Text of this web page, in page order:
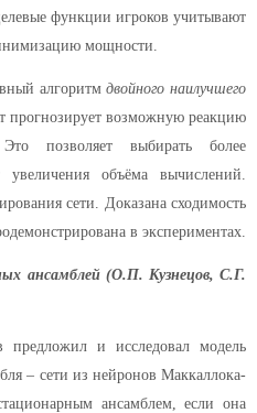
функции игроков учитывают
мощности.
алгоритмдвойного наилучшего
прогнозирует возможную реакцию
позволяет выбирать более
объёма вычислений.
сети. Доказана сходимость
в экспериментах.
ансамблей (О.П. Кузнецов, С.Г.
и исследовал модель
– сети из нейронов Маккаллока-
ансамблем, если она